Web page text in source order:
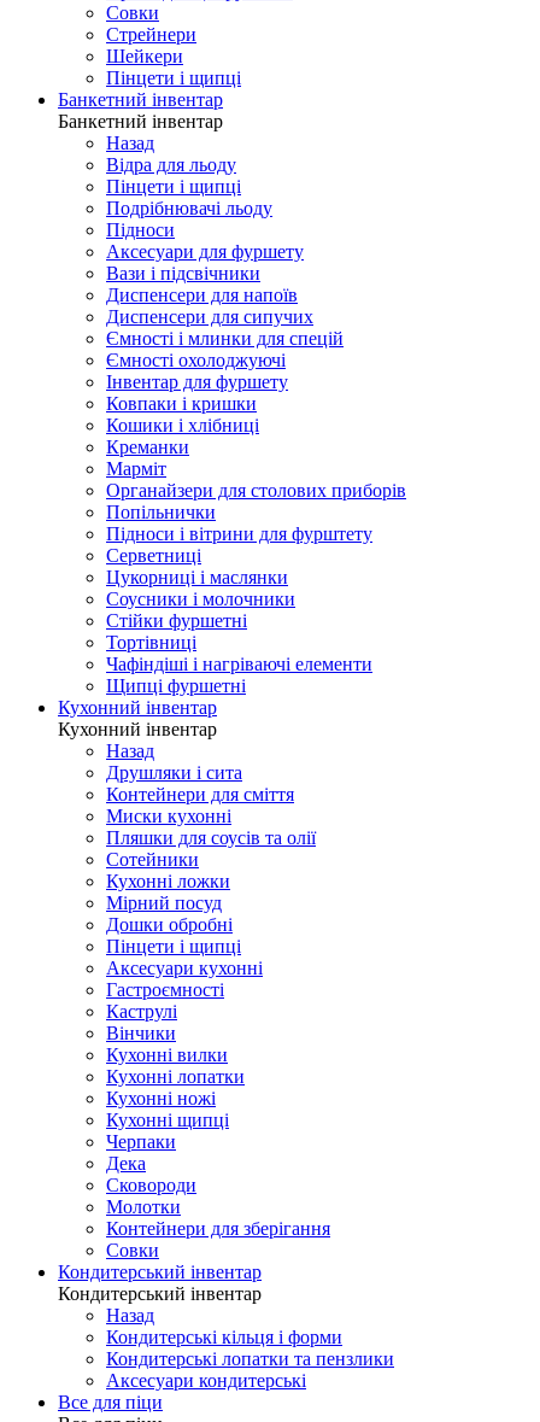
Совки
Стрейнери
Шейкери
Пінцети і щипці
Банкетний інвентар
Банкетний інвентар
Назад
Відра для льоду
Пінцети і щипці
Подрібнювачі льоду
Підноси
Аксесуари для фуршету
Вази і підсвічники
Диспенсери для напоїв
Диспенсери для сипучих
Ємності і млинки для спецій
Ємності охолоджуючі
Інвентар для фуршету
Ковпаки і кришки
Кошики і хлібниці
Креманки
Марміт
Органайзери для столових приборів
Попільнички
Підноси і вітрини для фурштету
Серветниці
Цукорниці і маслянки
Соусники і молочники
Стійки фуршетні
Тортівниці
Чафіндіші і нагріваючі елементи
Щипці фуршетні
Кухонний інвентар
Кухонний інвентар
Назад
Друшляки і сита
Контейнери для сміття
Миски кухонні
Пляшки для соусів та олії
Сотейники
Кухонні ложки
Мірний посуд
Дошки обробні
Пінцети і щипці
Аксесуари кухонні
Гастроємності
Каструлі
Вінчики
Кухонні вилки
Кухонні лопатки
Кухонні ножі
Кухонні щипці
Черпаки
Дека
Сковороди
Молотки
Контейнери для зберігання
Совки
Кондитерський інвентар
Кондитерський інвентар
Назад
Кондитерські кільця і форми
Кондитерські лопатки та пензлики
Аксесуари кондитерські
Все для піци